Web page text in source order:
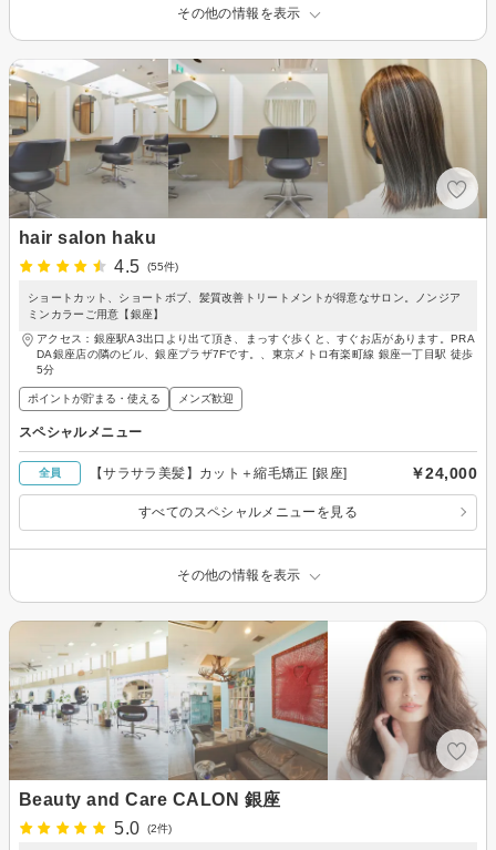
その他の情報を表示
hair salon haku
4.5
(55件)
ショートカット、ショートボブ、髪質改善トリートメントが得意なサロン。ノンジア
ミンカラーご用意【銀座】
アクセス：銀座駅A3出口より出て頂き、まっすぐ歩くと、すぐお店があります。PRA
DA銀座店の隣のビル、銀座プラザ7Fです。、東京メトロ有楽町線 銀座一丁目駅 徒歩
5分
ポイントが貯まる・使える メンズ歓迎
スペシャルメニュー
全員 【サラサラ美髪】カット＋縮毛矯正 [銀座] ￥24,000
すべてのスペシャルメニューを見る
その他の情報を表示
Beauty and Care CALON 銀座
5.0
(2件)